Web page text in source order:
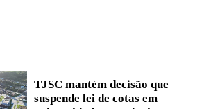
TJSC mantém decisão que
suspende lei de cotas em